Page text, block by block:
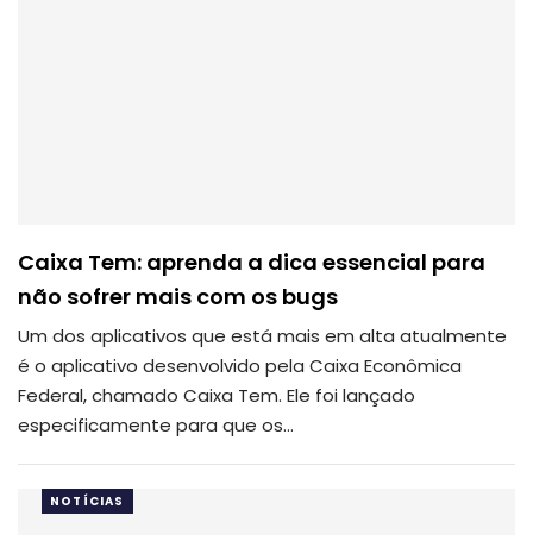
Caixa Tem: aprenda a dica essencial para
não sofrer mais com os bugs
Um dos aplicativos que está mais em alta atualmente
é o aplicativo desenvolvido pela Caixa Econômica
Federal, chamado Caixa Tem. Ele foi lançado
especificamente para que os…
NOTÍCIAS